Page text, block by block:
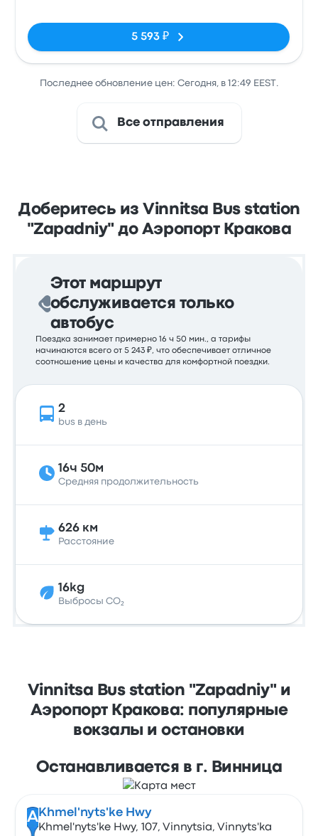
5 593 ₽
Последнее обновление цен: Сегодня, в 12:49 EEST.
Все отправления
Доберитесь из Vinnitsa Bus station
"Zapadniy" до Аэропорт Кракова
Этот маршрут
обслуживается только
автобус
Поездка занимает примерно 16 ч 50 мин., а тарифы
начинаются всего от 5 243 ₽, что обеспечивает отличное
соотношение цены и качества для комфортной поездки.
2
bus в день
16ч 50м
Средняя продолжительность
626 км
Расстояние
16kg
Выбросы CO₂
Vinnitsa Bus station "Zapadniy" и
Аэропорт Кракова: популярные
вокзалы и остановки
Останавливается в г. Винница
A Khmel'nyts'ke Hwy
Khmel'nyts'ke Hwy, 107, Vinnytsia, Vinnyts'ka